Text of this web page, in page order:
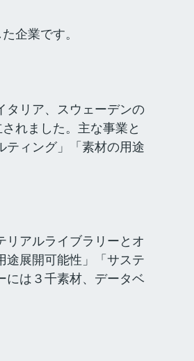
企業です。
タリア、スウェーデンの
れました。主な事業と
ティング」「素材の用途
リアルライブラリーとオ
途展開可能性」「サステ
には３千素材、データベ